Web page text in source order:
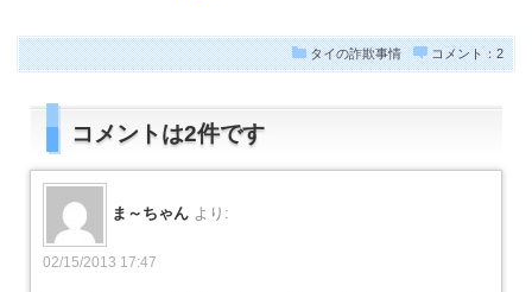
タイの詐欺事情 コメント：2
コメントは2件です
ま～ちゃん より:
02/15/2013 17:47